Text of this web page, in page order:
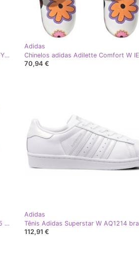
Tênis esportivo Adidas Grand Court W FY8931 branco
Adidas
70,94 €
Chinelos adidas Adilette Shower GZ9505 preto
Adidas
Tênis Adidas Superstar W AQ1214
112,91 €